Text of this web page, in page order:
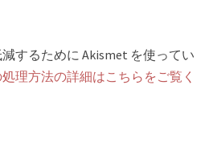
するために Akismet を使ってい
理方法の詳細はこちらをご覧く